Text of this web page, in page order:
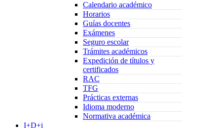
Calendario académico
Horarios
Guías docentes
Exámenes
Seguro escolar
Trámites académicos
Expedición de títulos y
certificados
RAC
TFG
Prácticas externas
Idioma moderno
Normativa académica
I+D+i